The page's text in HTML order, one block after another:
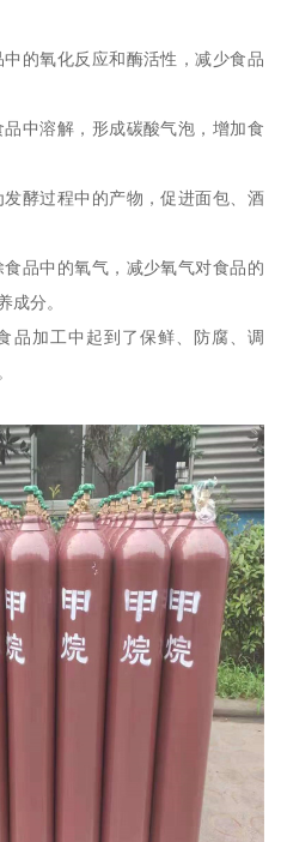
的氧化反应和酶活性，减少食品
中溶解，形成碳酸气泡，增加食
酵过程中的产物，促进面包、酒
品中的氧气，减少氧气对食品的
成分。
品加工中起到了保鲜、防腐、调